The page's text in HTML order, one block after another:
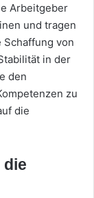
Arbeitgeber
und tragen
Schaffung von
in der
den
zu
die